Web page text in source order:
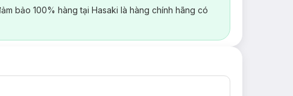
bảo 100% hàng tại Hasaki là hàng chính hãng có